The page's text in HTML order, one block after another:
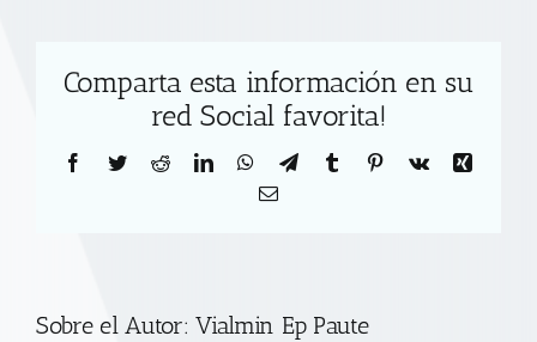
Comparta esta información en su
red Social favorita!
Facebook
TwitterRedditLinkedInWhatsApp
TelegramTumblr Pinterest
Vk
Xing
Correo
Sobre el Autor:Vialmin Ep Paute